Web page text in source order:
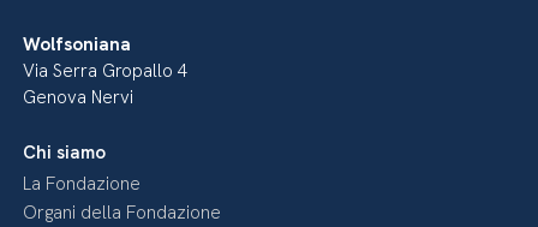
Wolfsoniana
Via Serra Gropallo 4
Genova Nervi
Chi siamo
La Fondazione
Organi della Fondazione